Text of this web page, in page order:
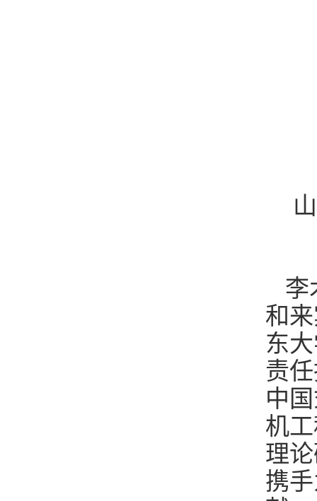
李
和
东
责
中
机
理
携